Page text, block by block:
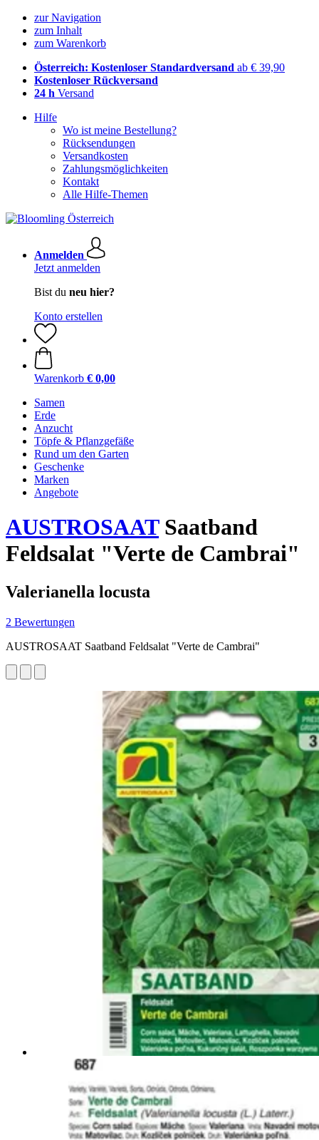
zur Navigation
zum Inhalt
zum Warenkorb
Österreich: Kostenloser Standardversand ab € 39,90
Kostenloser Rückversand
24 h Versand
Hilfe
Wo ist meine Bestellung?
Rücksendungen
Versandkosten
Zahlungsmöglichkeiten
Kontakt
Alle Hilfe-Themen
Anmelden
Jetzt anmelden
Bist du neu hier?
Konto erstellen
Warenkorb € 0,00
Samen
Erde
Anzucht
Töpfe & Pflanzgefäße
Rund um den Garten
Geschenke
Marken
Angebote
AUSTROSAATSaatband
Feldsalat "Verte de Cambrai"
Valerianella locusta
2 Bewertungen
AUSTROSAAT Saatband Feldsalat "Verte de Cambrai"